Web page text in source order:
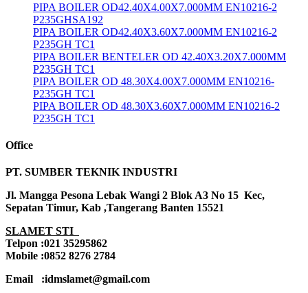
PIPA BOILER OD42.40X4.00X7.000MM EN10216-2
P235GHSA192
PIPA BOILER OD42.40X3.60X7.000MM EN10216-2
P235GH TC1
PIPA BOILER BENTELER OD 42.40X3.20X7.000MM
P235GH TC1
PIPA BOILER OD 48.30X4.00X7.000MM EN10216-
P235GH TC1
PIPA BOILER OD 48.30X3.60X7.000MM EN10216-2
P235GH TC1
Office
PT. SUMBER TEKNIK INDUSTRI
Jl. Mangga Pesona Lebak Wangi 2 Blok A3 No 15 Kec,
Sepatan Timur, Kab ,Tangerang Banten 15521
SLAMET STI
Telpon :021 35295862
Mobile :0852 8276 2784
Email :idmslamet@gmail.com